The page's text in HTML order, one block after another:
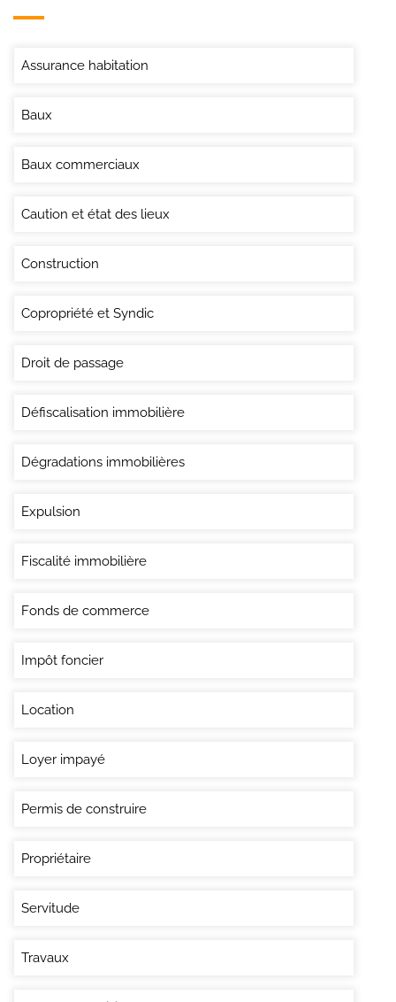
Assurance habitation
Baux
Baux commerciaux
Caution et état des lieux
Construction
Copropriété et Syndic
Droit de passage
Défiscalisation immobilière
Dégradations immobilières
Expulsion
Fiscalité immobilière
Fonds de commerce
Impôt foncier
Location
Loyer impayé
Permis de construire
Propriétaire
Servitude
Travaux